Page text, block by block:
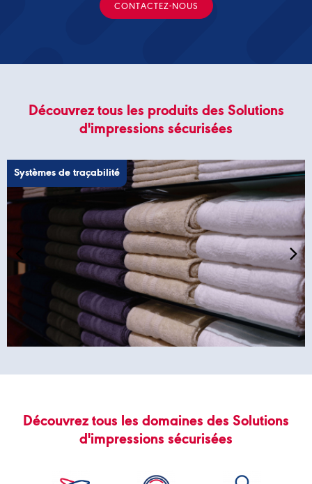
CONTACTEZ-NOUS
Découvrez tous les produits des Solutions
d'impressions sécurisées
Systèmes de traçabilité
Découvrez tous les domaines des Solutions
d'impressions sécurisées